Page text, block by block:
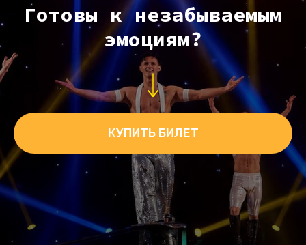
Готовы к незабываемым
эмоциям?
КУПИТЬ БИЛЕТ